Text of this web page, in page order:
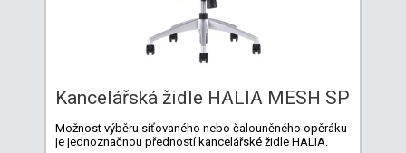
Kancelářská židle HALIA MESH SP
Možnost výběru síťovaného nebo čalouněného opěráku
je jednoznačnou předností kancelářské židle HALIA.